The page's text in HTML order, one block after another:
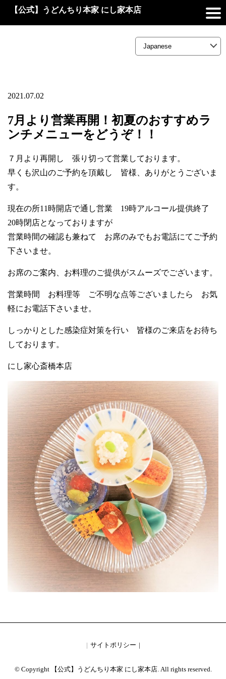
【公式】うどんちり本家 にし家本店
2021.07.02
7月より営業再開！初夏のおすすめラ
ンチメニューをどうぞ！！
７月より再開し 張り切って営業しております。
早くも沢山のご予約を頂戴し 皆様、ありがとうございま
す。
現在の所11時開店で通し営業 19時アルコール提供終了
20時閉店となっておりますが
営業時間の確認も兼ねて お席のみでもお電話にてご予約
下さいませ。
お席のご案内、お料理のご提供がスムーズでございます。
営業時間 お料理等 ご不明な点等ございましたら お気
軽にお電話下さいませ。
しっかりとした感染症対策を行い 皆様のご来店をお待ち
しております。
にし家心斎橋本店
サイトポリシー
© Copyright 【公式】うどんちり本家 にし家本店. All rights reserved.